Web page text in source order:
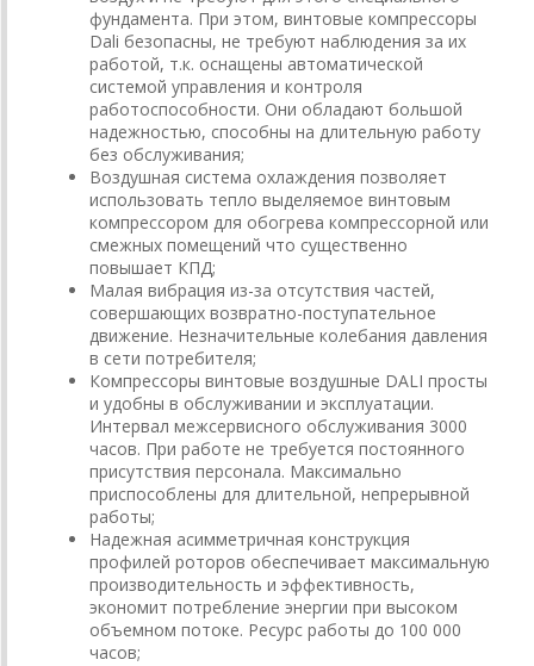
фундамента. При этом, винтовые компрессоры
Dali безопасны, не требуют наблюдения за их
работой, т.к. оснащены автоматической
системой управления и контроля
работоспособности. Они обладают большой
надежностью, способны на длительную работу
без обслуживания;
Воздушная система охлаждения позволяет
использовать тепло выделяемое винтовым
компрессором для обогрева компрессорной или
смежных помещений что существенно
повышает КПД;
Малая вибрация из-за отсутствия частей,
совершающих возвратно-поступательное
движение. Незначительные колебания давления
в сети потребителя;
Компрессоры винтовые воздушные DALI просты
и удобны в обслуживании и эксплуатации.
Интервал межсервисного обслуживания 3000
часов. При работе не требуется постоянного
присутствия персонала. Максимально
приспособлены для длительной, непрерывной
работы;
Надежная асимметричная конструкция
профилей роторов обеспечивает максимальную
производительность и эффективность,
экономит потребление энергии при высоком
объемном потоке. Ресурс работы до 100 000
часов;